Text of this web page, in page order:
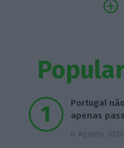
Portugal
apenas
6 Agosto 2026